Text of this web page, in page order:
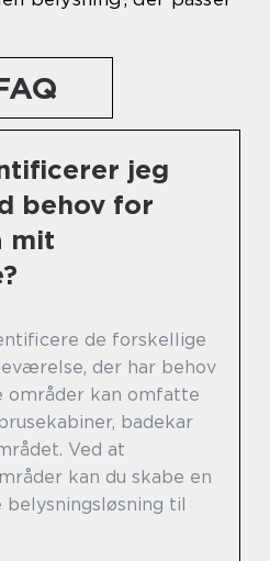
jeg
behov for
mit
de forskellige
der har behov
områder kan omfatte
badekar
Ved at
kan du skabe en
til